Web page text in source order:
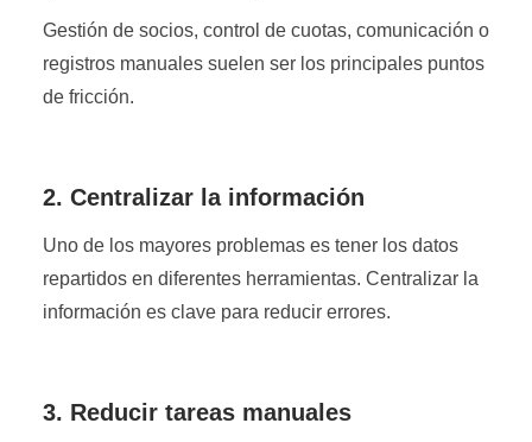
Gestión de socios, control de cuotas, comunicación o
registros manuales suelen ser los principales puntos
de fricción.
2. Centralizar la información
Uno de los mayores problemas es tener los datos
repartidos en diferentes herramientas. Centralizar la
información es clave para reducir errores.
3. Reducir tareas manuales